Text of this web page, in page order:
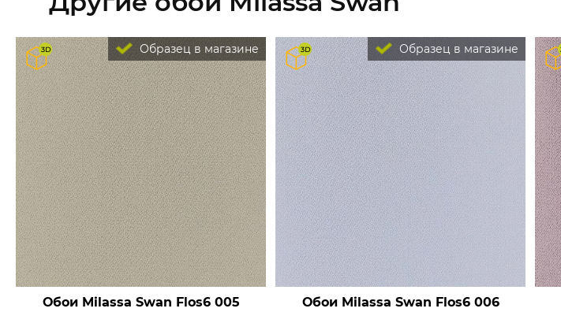
Образец в магазине
Обои Milassa Swan Flos6 005
Образец в магазине
Обои Milassa Swan Flos6 006